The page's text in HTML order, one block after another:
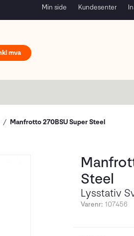
Min side Kundesenter
Manfrotto 270BSU Super Steel
Steel
Lysstativ
Varenr: 107456